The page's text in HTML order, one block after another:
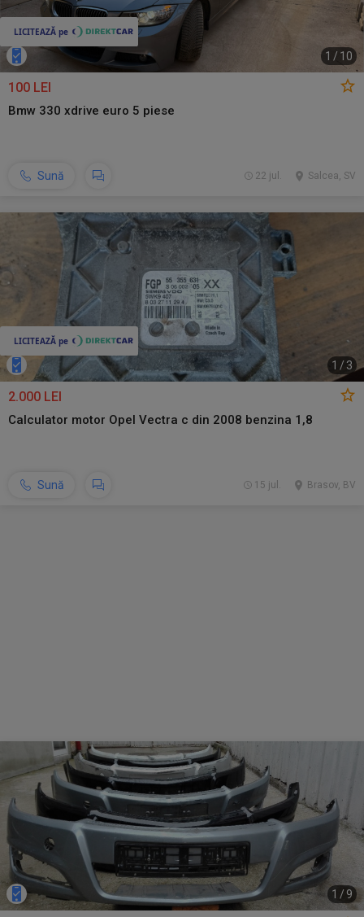
1 / 10
100 LEI
Bmw 330 xdrive euro 5 piese
Sună Salcea, SV
22 jul.
1 / 3
2.000 LEI
Calculator motor Opel Vectra c din 2008 benzina 1,8
Sună Brasov, BV
15 jul.
1 / 9